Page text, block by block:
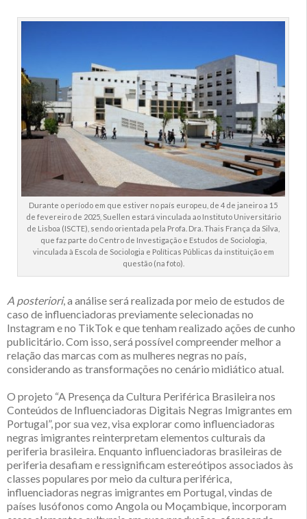
Durante o período em que estiver no país europeu, de 4 de janeiro a 15
de fevereiro de 2025, Suellen estará vinculada ao Instituto Universitário
de Lisboa (ISCTE), sendo orientada pela Profa. Dra. Thais França da Silva,
que faz parte do Centro de Investigação e Estudos de Sociologia,
vinculada à Escola de Sociologia e Políticas Públicas da instituição em
questão (na foto).
A posteriori, a análise será realizada por meio de estudos de
caso de influenciadoras previamente selecionadas no
Instagram e no TikTok e que tenham realizado ações de cunho
publicitário. Com isso, será possível compreender melhor a
relação das marcas com as mulheres negras no país,
considerando as transformações no cenário midiático atual.
O projeto “A Presença da Cultura Periférica Brasileira nos
Conteúdos de Influenciadoras Digitais Negras Imigrantes em
Portugal”, por sua vez, visa explorar como influenciadoras
negras imigrantes reinterpretam elementos culturais da
periferia brasileira. Enquanto influenciadoras brasileiras de
periferia desafiam e ressignificam estereótipos associados às
classes populares por meio da cultura periférica,
influenciadoras negras imigrantes em Portugal, vindas de
países lusófonos como Angola ou Moçambique, incorporam